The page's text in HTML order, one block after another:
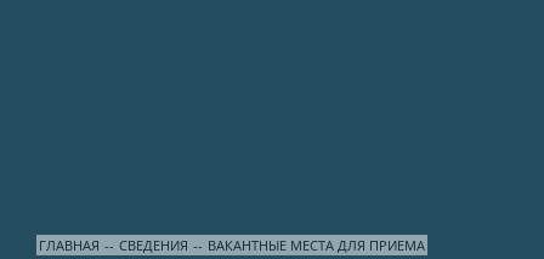
ГЛАВНАЯ -- СВЕДЕНИЯ -- ВАКАНТНЫЕ МЕСТА ДЛЯ ПРИЕМА